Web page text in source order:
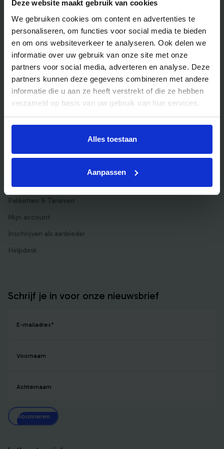
Deze website maakt gebruik van cookies
We gebruiken cookies om content en advertenties te
personaliseren, om functies voor social media te bieden
en om ons websiteverkeer te analyseren. Ook delen we
informatie over uw gebruik van onze site met onze
partners voor social media, adverteren en analyse. Deze
partners kunnen deze gegevens combineren met andere
informatie die u aan ze heeft verstrekt of die ze hebben
verzameld op basis van uw gebruik van hun services.
Alles toestaan
Aanpassen
Veelgestelde vragen
Bedrijfsuitjes
Bedrijfsuitje outdoor
Bedrijfsuitje indoor
Bedrijfsuitje actief
Bedrijfsuitje Brabant
Bedrijfsuitje Eindhoven
Bedrijfsuitje Limburg
Pakketten & Tarieven
Mijn account
Inschrijven als aanbieder
Helpdesk
Schrijf je in voor onze nieuwsbrief
E-mailadres*
Voornaam
Achternaam
Abonneren